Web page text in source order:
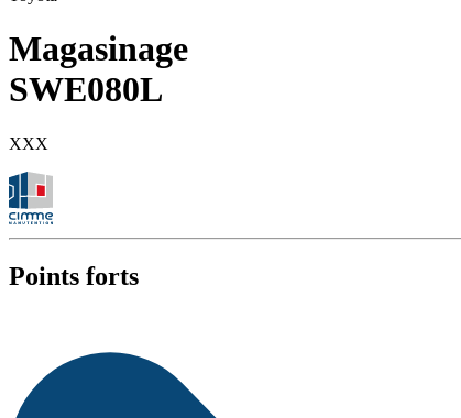
Magasinage
SWE080L
XXX
Points forts